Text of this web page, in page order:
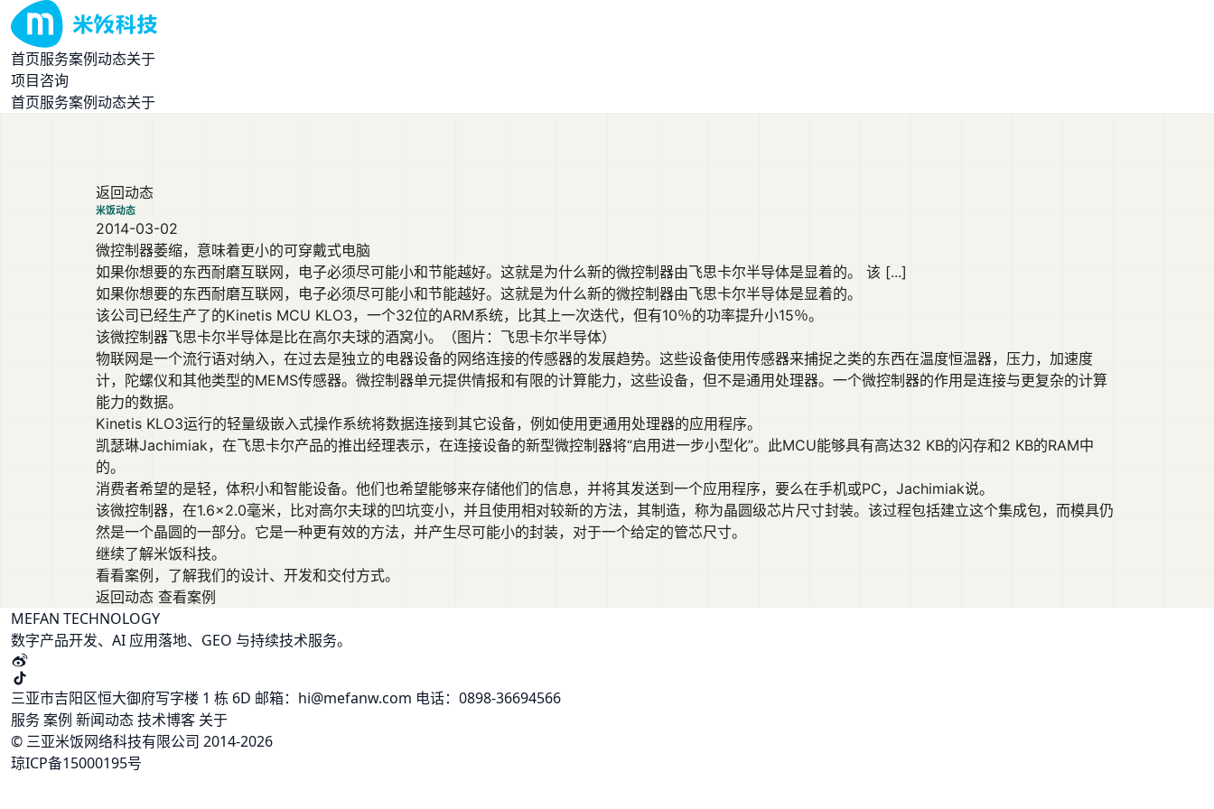
首页服务案例动态关于
项目咨询
首页服务案例动态关于
返回动态
米饭动态
2014-03-02
微控制器萎缩，意味着更小的可穿戴式电脑
如果你想要的东西耐磨互联网，电子必须尽可能小和节能越好。这就是为什么新的微控制器由飞思卡尔半导体是显着的。 该 [...]
如果你想要的东西耐磨互联网，电子必须尽可能小和节能越好。这就是为什么新的微控制器由飞思卡尔半导体是显着的。
该公司已经生产了的Kinetis MCU KLO3，一个32位的ARM系统，比其上一次迭代，但有10％的功率提升小15％。
该微控制器飞思卡尔半导体是比在高尔夫球的酒窝小。（图片：飞思卡尔半导体）
物联网是一个流行语对纳入，在过去是独立的电器设备的网络连接的传感器的发展趋势。这些设备使用传感器来捕捉之类的东西在温度恒温器，压力，加速度
计，陀螺仪和其他类型的MEMS传感器。微控制器单元提供情报和有限的计算能力，这些设备，但不是通用处理器。一个微控制器的作用是连接与更复杂的计算
能力的数据。
Kinetis KLO3运行的轻量级嵌入式操作系统将数据连接到其它设备，例如使用更通用处理器的应用程序。
凯瑟琳Jachimiak，在飞思卡尔产品的推出经理表示，在连接设备的新型微控制器将“启用进一步小型化”。此MCU能够具有高达32 KB的闪存和2 KB的RAM中
的。
消费者希望的是轻，体积小和智能设备。他们也希望能够来存储他们的信息，并将其发送到一个应用程序，要么在手机或PC，Jachimiak说。
该微控制器，在1.6×2.0毫米，比对高尔夫球的凹坑变小，并且使用相对较新的方法，其制造，称为晶圆级芯片尺寸封装。该过程包括建立这个集成包，而模具仍
然是一个晶圆的一部分。它是一种更有效的方法，并产生尽可能小的封装，对于一个给定的管芯尺寸。
继续了解米饭科技。
看看案例，了解我们的设计、开发和交付方式。
返回动态 查看案例
MEFAN TECHNOLOGY
数字产品开发、AI 应用落地、GEO 与持续技术服务。
三亚市吉阳区恒大御府写字楼 1 栋 6D 邮箱：hi@mefanw.com 电话：0898-36694566
服务案例 新闻动态技术博客 关于
© 三亚米饭网络科技有限公司 2014-2026
琼ICP备15000195号